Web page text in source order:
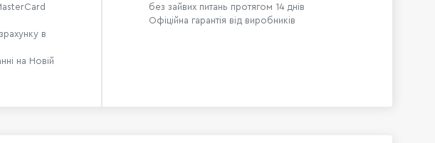
в
на Новій
без зайвих питань протягом 14 днів
Офіційна гарантія від виробників